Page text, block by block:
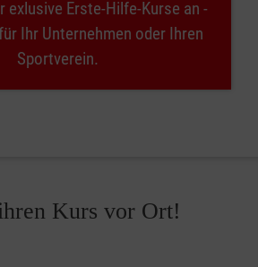
exlusive Erste-Hilfe-Kurse an -
Ihr Unternehmen oder Ihren
Sportverein.
Kurs vor Ort!